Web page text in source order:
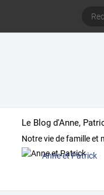
Le Blog d'Anne,
Notre vie de famille et
Anne et Patrick